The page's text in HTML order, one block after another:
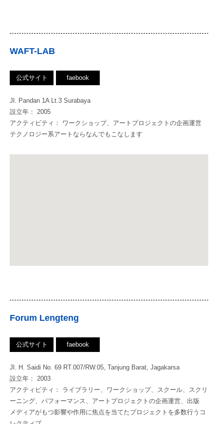
WAFT-LAB
公式サイト faebook
Jl. Pandan 1A Lt.3 Surabaya
設立年： 2005
アクティビティ： ワークショップ、アートプロジェクトの企画運営
テクノロジー系アートならなんでもこなします
Forum Lengteng
公式サイト faebook
Jl. H. Saidi No. 69 RT.007/RW.05, Tanjung Barat, Jagakarsa
設立年： 2003
アクティビティ： ライブラリー、ワークショップ、スクール、スクリ
ーニング、パフォーマンス、アートプロジェクトの企画運営、出版
メディアがもつ影響や作用に焦点を当てたプロジェクトを多数行うコ